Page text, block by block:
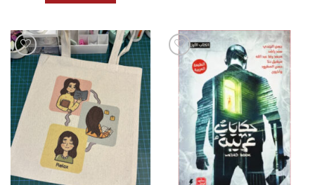
إضافة
قائمة
الرغبات
إضافة
إلى
قائمة
الرغبات